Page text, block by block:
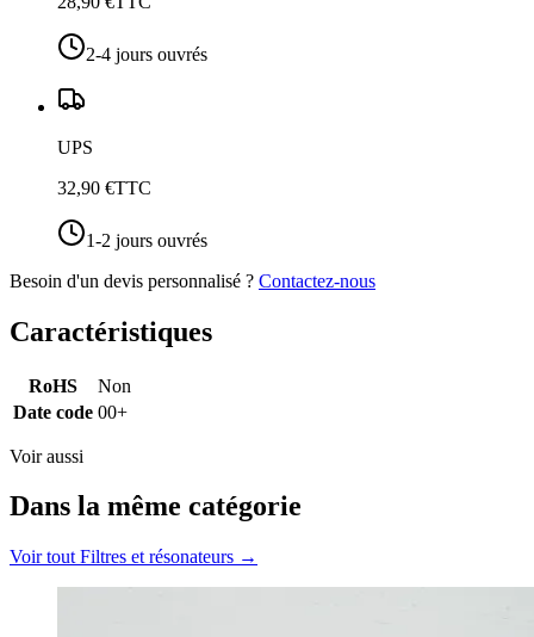
2-4 jours ouvrés
UPS
32,90 €TTC
1-2 jours ouvrés
Besoin d'un devis personnalisé ? Contactez-nous
Caractéristiques
RoHS
Non
Date code 00+
Voir aussi
Dans la même catégorie
Voir tout Filtres et résonateurs →